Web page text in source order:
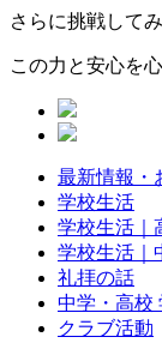
さらに挑戦して
この力と安心を
最新情報・
学校生活
学校生活｜
学校生活｜
礼拝の話
中学・高校
クラブ活動